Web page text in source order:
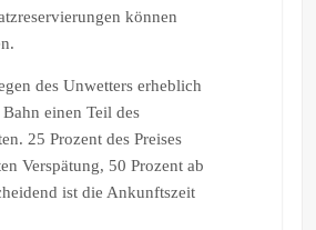
können
des Unwetters erheblich
einen Teil des
25 Prozent des Preises
Verspätung, 50 Prozent ab
ist die Ankunftszeit